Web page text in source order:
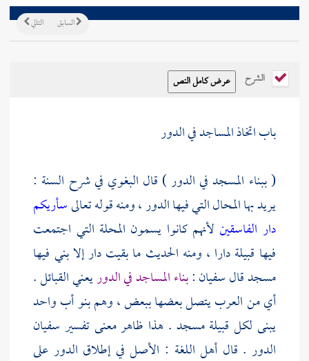
التالي السابق
الشرح
باب اتخاذ المساجد في الدور
( ببناء المسجد في الدور ) قال البغوي في شرح السنة :
يريد بها المحال التي فيها الدور ، ومنه قوله تعالىسأريكم
دار الفاسقين لأنهم كانوا يسمون المحلة التي اجتمعت
فيها قبيلة دارا ، ومنه الحديث ما بقيت دار إلا بني فيها
مسجد قالسفيان:بناء المساجد في الدوريعني القبائل .
أي من العرب يتصل بعضها ببعض ، وهم بنو أب واحد
يبنى لكل قبيلة مسجد . هذا ظاهر معنى تفسير سفيان
الدور . قال أهل اللغة : الأصل في إطلاق الدور على